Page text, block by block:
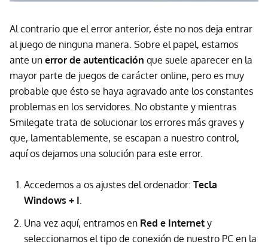
Al contrario que el error anterior, éste no nos deja entrar
al juego de ninguna manera. Sobre el papel, estamos
ante un error de autenticación que suele aparecer en la
mayor parte de juegos de carácter online, pero es muy
probable que ésto se haya agravado ante los constantes
problemas en los servidores. No obstante y mientras
Smilegate trata de solucionar los errores más graves y
que, lamentablemente, se escapan a nuestro control,
aquí os dejamos una solución para este error.
Accedemos a os ajustes del ordenador: Tecla
Windows + I
Una vez aquí, entramos en Red e Internet y
seleccionamos el tipo de conexión de nuestro PC en la